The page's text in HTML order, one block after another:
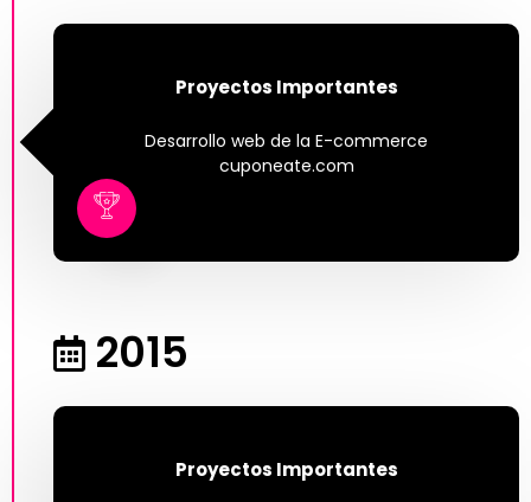
Proyectos Importantes
Desarrollo web de la E-commerce
cuponeate.com
Proyectos Importantes
2015